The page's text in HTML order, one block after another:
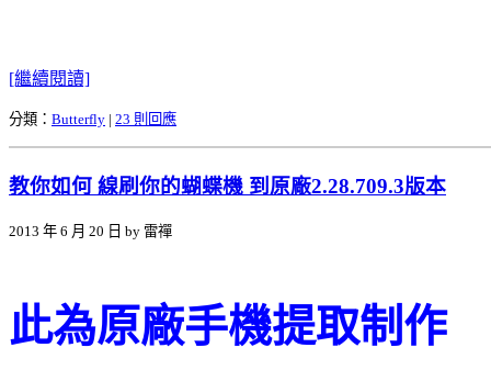
[繼續閱讀]
分類： Butterfly | 23 則回應
教你如何 線刷你的蝴蝶機 到原廠2.28.709.3版本
2013 年 6 月 20 日 by 雷禪
此為原廠手機提取制作